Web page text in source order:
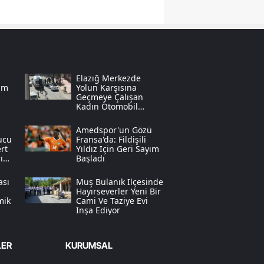
Sivas
Tokat
Trabzon
Tunceli
Şanlıurfa
Elazığ Merkezde
Yolun Karşısına
Geçmeye Çalışan
Kadın Otomobil
Yaralandı
Amedspor'un Gözü
Fransa'da: Fildişili
Yıldız Için Geri Sayım
Başladı
Muş Bulanık Ilçesinde
Hayırseverler Yeni Bir
Cami Ve Taziye Evi
Inşa Ediyor
KURUMSAL